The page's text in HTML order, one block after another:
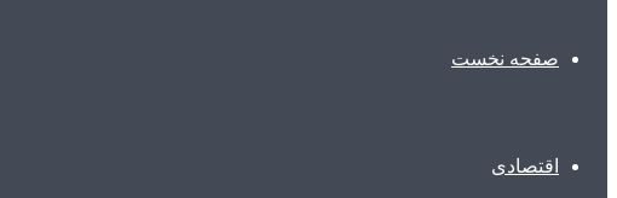
صفحه نخست
اقتصادی